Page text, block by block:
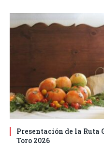
Presentación de la Ruta
Toro 2026